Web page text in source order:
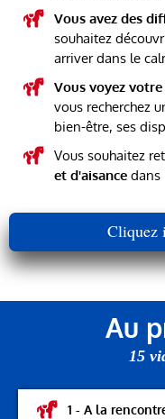
Vous avez des
souhaitez
arriver dans le
Vous voyez
vous recherchez
bien-être, ses
Vous souhaitez
et d'aisance dans
Cliquez
Au
15
1 - A la